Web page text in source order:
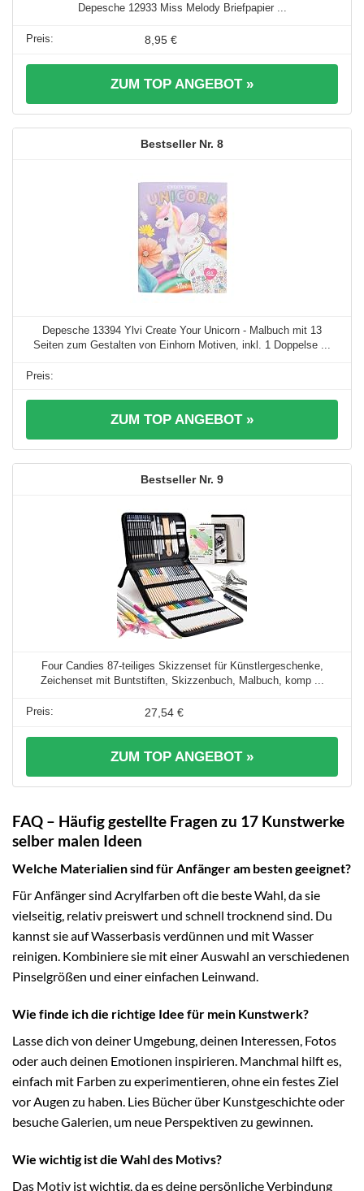
Depesche 12933 Miss Melody Briefpapier ...
8,95 €
ZUM TOP ANGEBOT »
8
Depesche 13394 Ylvi Create Your Unicorn - Malbuch mit 13
Seiten zum Gestalten von Einhorn Motiven, inkl. 1 Doppelse ...
ZUM TOP ANGEBOT »
9
Four Candies 87-teiliges Skizzenset für Künstlergeschenke,
Zeichenset mit Buntstiften, Skizzenbuch, Malbuch, komp ...
27,54 €
ZUM TOP ANGEBOT »
FAQ – Häufig gestellte Fragen zu 17 Kunstwerke
selber malen Ideen
Welche Materialien sind für Anfänger am besten geeignet?
Für Anfänger sind Acrylfarben oft die beste Wahl, da sie
vielseitig, relativ preiswert und schnell trocknend sind. Du
kannst sie auf Wasserbasis verdünnen und mit Wasser
reinigen. Kombiniere sie mit einer Auswahl an verschiedenen
Pinselgrößen und einer einfachen Leinwand.
Wie finde ich die richtige Idee für mein Kunstwerk?
Lasse dich von deiner Umgebung, deinen Interessen, Fotos
oder auch deinen Emotionen inspirieren. Manchmal hilft es,
einfach mit Farben zu experimentieren, ohne ein festes Ziel
vor Augen zu haben. Lies Bücher über Kunstgeschichte oder
besuche Galerien, um neue Perspektiven zu gewinnen.
Wie wichtig ist die Wahl des Motivs?
Das Motiv ist wichtig, da es deine persönliche Verbindung